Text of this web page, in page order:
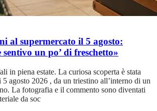
al supermercato il 5 agosto:
un po’ di freschetto»
in piena estate. La curiosa scoperta è stata
agosto 2026 , da un triestino all’interno di un
La fotografia e il commento sono diventati
da soc